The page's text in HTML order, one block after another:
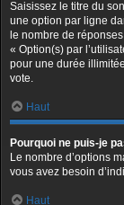
Saisissez le titre du
une option par ligne
le nombre de
« Option(s) par
pour une durée
vote.
Haut
Pourquoi ne puis-je
Le nombre d’options
vous avez besoin
Haut